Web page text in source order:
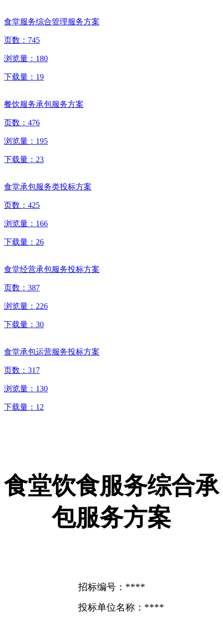
食堂服务综合管理服务方案
页数： 745
浏览量： 180
下载量： 19
餐饮服务承包服务方案
页数： 476
浏览量： 195
下载量： 23
食堂承包服务类投标方案
页数： 425
浏览量： 166
下载量： 26
食堂经营承包服务投标方案
页数： 387
浏览量： 226
下载量： 30
食堂承包运营服务投标方案
页数： 317
浏览量： 130
下载量： 12
食堂饮食服务综合承
包服务方案
招标编号：****
投标单位名称：****